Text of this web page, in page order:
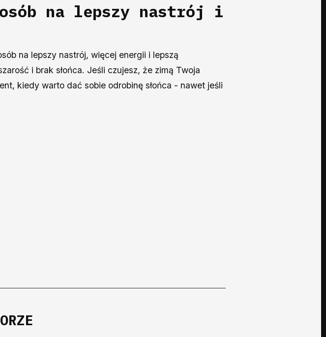
na lepszy nastrój i
na lepszy nastrój, więcej energii i lepszą
i brak słońca. Jeśli czujesz, że zimą Twoja
kiedy warto dać sobie odrobinę słońca - nawet jeśli